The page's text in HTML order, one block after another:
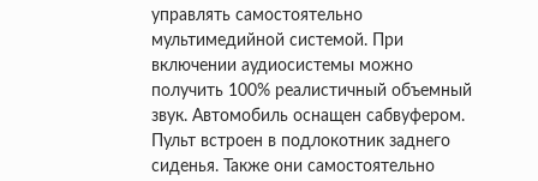
управлять самостоятельно
мультимедийной системой. При
включении аудиосистемы можно
получить 100% реалистичный объемный
звук. Автомобиль оснащен сабвуфером.
Пульт встроен в подлокотник заднего
сиденья. Также они самостоятельно